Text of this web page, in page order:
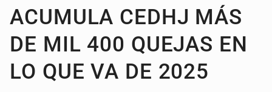
ACUMULA CEDHJ MÁS
DE MIL 400 QUEJAS EN
LO QUE VA DE 2025